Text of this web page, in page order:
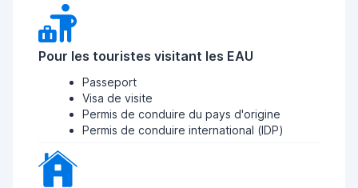
Pour les touristes visitant les EAU
Passeport
Visa de visite
Permis de conduire du pays d'origine
Permis de conduire international (IDP)